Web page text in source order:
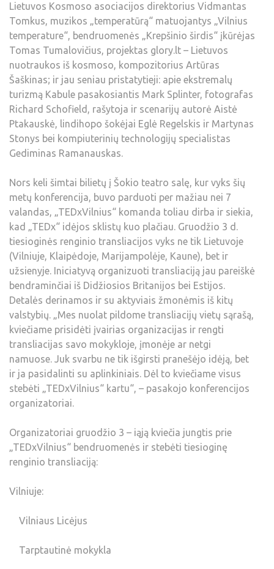
Lietuvos Kosmoso asociacijos direktorius Vidmantas
Tomkus, muzikos „temperatūrą“ matuojantys „Vilnius
temperature“, bendruomenės „Krepšinio širdis“ įkūrėjas
Tomas Tumalovičius, projektas glory.lt – Lietuvos
nuotraukos iš kosmoso, kompozitorius Artūras
Šaškinas; ir jau seniau pristatytieji: apie ekstremalų
turizmą Kabule pasakosiantis Mark Splinter, fotografas
Richard Schofield, rašytoja ir scenarijų autorė Aistė
Ptakauskė, lindihopo šokėjai Eglė Regelskis ir Martynas
Stonys bei kompiuterinių technologijų specialistas
Gediminas Ramanauskas.
Nors keli šimtai bilietų į Šokio teatro salę, kur vyks šių
metų konferencija, buvo parduoti per mažiau nei 7
valandas, „TEDxVilnius“ komanda toliau dirba ir siekia,
kad „TEDx“ idėjos sklistų kuo plačiau. Gruodžio 3 d.
tiesioginės renginio transliacijos vyks ne tik Lietuvoje
(Vilniuje, Klaipėdoje, Marijampolėje, Kaune), bet ir
užsienyje. Iniciatyvą organizuoti transliaciją jau pareiškė
bendraminčiai iš Didžiosios Britanijos bei Estijos.
Detalės derinamos ir su aktyviais žmonėmis iš kitų
valstybių. „Mes nuolat pildome transliacijų vietų sąrašą,
kviečiame prisidėti įvairias organizacijas ir rengti
transliacijas savo mokykloje, įmonėje ar netgi
namuose. Juk svarbu ne tik išgirsti pranešėjo idėją, bet
ir ja pasidalinti su aplinkiniais. Dėl to kviečiame visus
stebėti „TEDxVilnius“ kartu“, – pasakojo konferencijos
organizatoriai.
Organizatoriai gruodžio 3 – iąją kviečia jungtis prie
„TEDxVilnius“ bendruomenės ir stebėti tiesioginę
renginio transliaciją:
Vilniuje:
Vilniaus Licėjus
Tarptautinė mokykla